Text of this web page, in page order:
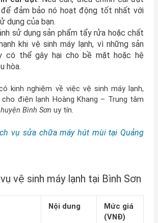
để đảm bảo nó hoạt động tốt nhất với
dụng của bạn.
sử dụng sản phẩm tẩy rửa hoặc chất
khi vệ sinh máy lạnh, vì những sản
có thể gây hại cho bề mặt hoặc hệ
hòa.
kinh nghiệm về việc vệ sinh máy lạnh,
cho điện lạnh Hoàng Khang – Trung tâm
Bình Sơn uy tín.
vụ sửa chữa máy hút mùi tại Quảng
vệ sinh máy lạnh tại Bình Sơn
Nội dung
Mức giá
(VNĐ)